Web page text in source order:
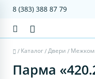
8 (383) 388 87 79
/ Каталог/Двери /
Парма